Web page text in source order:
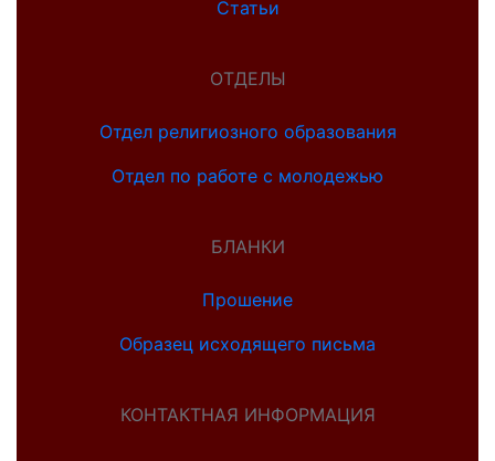
Статьи
ОТДЕЛЫ
Отдел религиозного образования
Отдел по работе с молодежью
БЛАНКИ
Прошение
Образец исходящего письма
КОНТАКТНАЯ ИНФОРМАЦИЯ